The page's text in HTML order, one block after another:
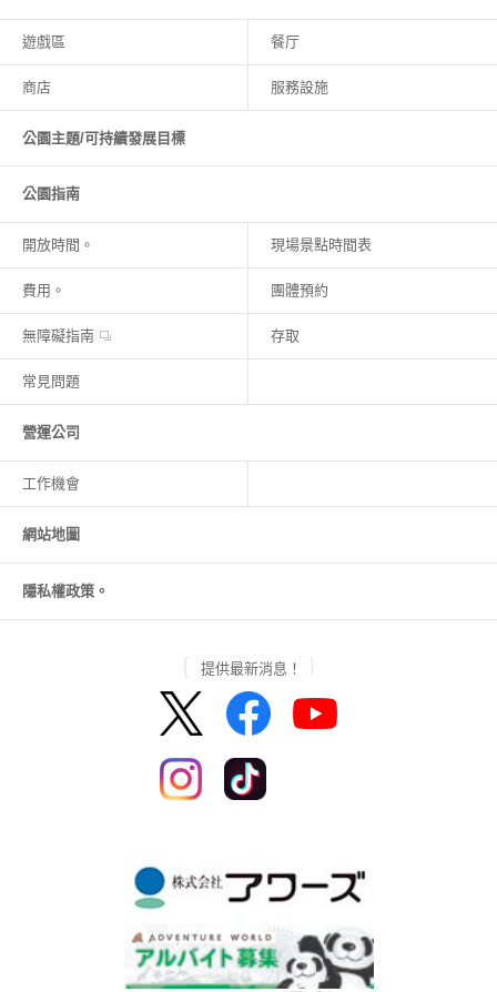
遊戲區 餐厅
商店 服務設施
公園主題/可持續發展目標
公園指南
開放時間。 現場景點時間表
費用。 團體預約
無障礙指南 存取
常見問題
營運公司
工作機會
網站地圖
隱私權政策。
提供最新消息！